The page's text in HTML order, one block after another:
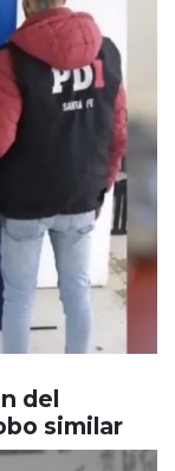
del
similar